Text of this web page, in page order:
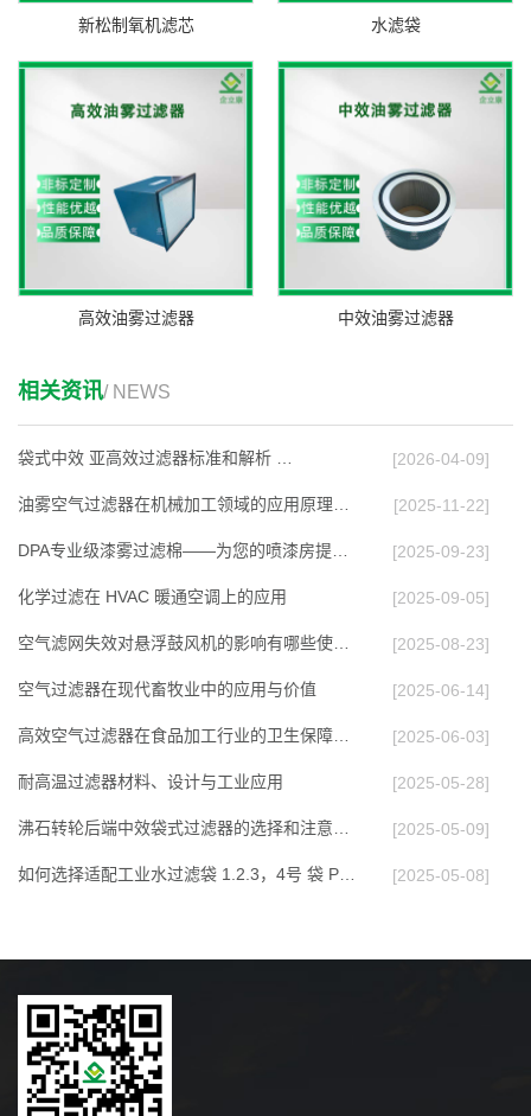
新松制氧机滤芯 水滤袋
高效油雾过滤器 中效油雾过滤器
相关资讯/ NEWS
袋式中效 亚高效过滤器标准和解析 … [2026-04-09]
[2025-11-22]
[2025-09-23]
化学过滤在 HVAC 暖通空调上的应⽤ [2025-09-05]
[2025-08-23]
空气过滤器在现代畜牧业中的应用与价值 [2025-06-14]
[2025-06-03]
耐高温过滤器材料、设计与工业应用 [2025-05-28]
[2025-05-09]
[2025-05-08]